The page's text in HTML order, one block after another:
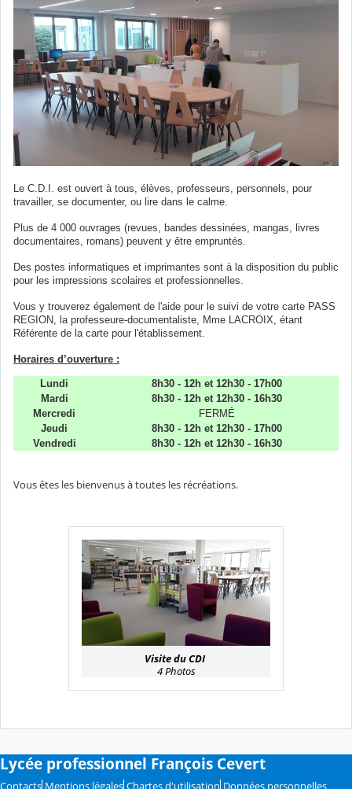
Le C.D.I. est ouvert à tous, élèves, professeurs, personnels , pour
travailler, se documenter, ou lire dans le calme.
Plus de 4 000 ouvrages (revues, bandes dessinées, mangas, livres
documentaires, romans) peuvent y être empruntés.
Des postes informatiques et imprimantes sont à la disposition du public
pour les impressions scolaires et professionnelles.
Vous y trouverez également de l'aide pour le suivi de votre carte PASS
REGION, la professeure-documentaliste, Mme LACROIX, étant
Référente de la carte pour l'établissement
Horaires d’ouverture :
Lundi
8h30 - 12h et 12h30 - 17h00
Mardi
8h30 - 12h et 12h30 - 16h30
Mercredi
FERMÉ
Jeudi
8h30 - 12h et 12h30 - 17h00
Vendredi
8h30 - 12h et 12h30 - 16h30
Vous êtes les bienvenus à toutes les récréations.
Visite du CDI
4 Photos
Lycée professionnel François Cevert
Contacts Mentions légales Chartes d'utilisation Données personnelles